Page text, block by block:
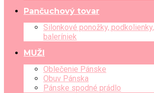
Pančuchový tovar
Silonkové ponožky,
baleríniek
MUŽI
Oblečenie Pánske
Obuv Pánska
Pánske spodné prádlo